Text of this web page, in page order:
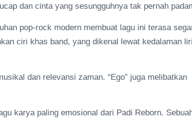
dan cinta yang sesungguhnya tak pernah
pop-rock modern membuat lagu ini terasa
ciri khas band, yang dikenal lewat kedalaman
dan relevansi zaman. “Ego” juga melibatkan
karya paling emosional dari Padi Reborn.